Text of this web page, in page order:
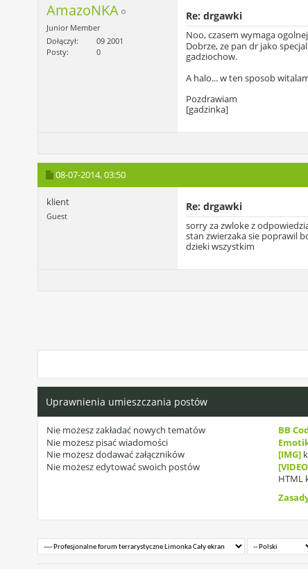
AmazoNKA
Junior Member
Dołączył
09 2001
Posty
0
Re: drgawki
Noo, czasem wymaga
Dobrze, ze pan dr jako
gadziochow.
A halo... w ten sposob
Pozdrawiam
[gadzinka]
08-07-2014,03:50
klient
Guest
Re: drgawki
sorry za zwloke z
stan zwierzaka sie poprawil
dzieki wszystkim
Uprawnienia umieszczania postów
Nie możeszzakładać nowych tematów
Nie możeszpisać wiadomości
Nie możeszdodawać załączników
Nie możeszedytować swoich postów
BB
[IMG]
HTML